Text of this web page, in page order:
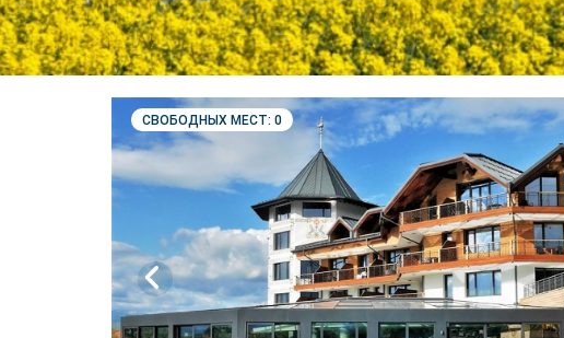
СВОБОДНЫХ МЕСТ: 0